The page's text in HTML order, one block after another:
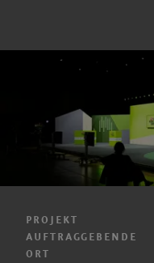
PROJEKT
AUFTRAGGEBENDE
ORT